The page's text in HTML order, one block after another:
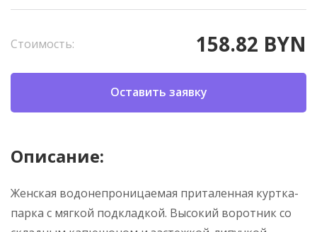
Стоимость: 158.82 BYN
Оставить заявку
Описание:
Женская водонепроницаемая приталенная куртка-
парка с мягкой подкладкой. Высокий воротник со